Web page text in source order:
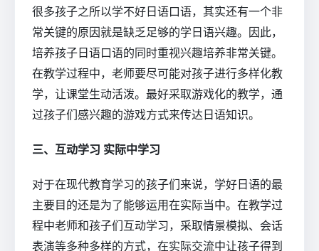
很多孩子之所以学不好日语口语，其实还有一个非
常关键的原因就是缺乏足够的学日语兴趣。因此，
培养孩子日语口语的同时重视兴趣培养非常关键。
在教学过程中，老师要尽可能对孩子进行多样化教
学，让课堂生动活泼。最好采取游戏化的教学，通
过孩子们感兴趣的游戏方式来传达日语知识。
三、互动学习 实际中学习
对于在现代教育学习的孩子们来说，学好日语的最
主要目的还是为了能够运用在实际当中。在教学过
程中老师和孩子们互动学习，采取情景模拟、会话
表演等多种多样的方式，在实际交流中让孩子得到